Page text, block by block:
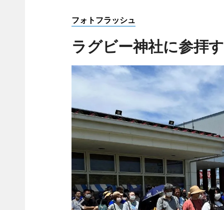
フォトフラッシュ
ラグビー神社に参拝